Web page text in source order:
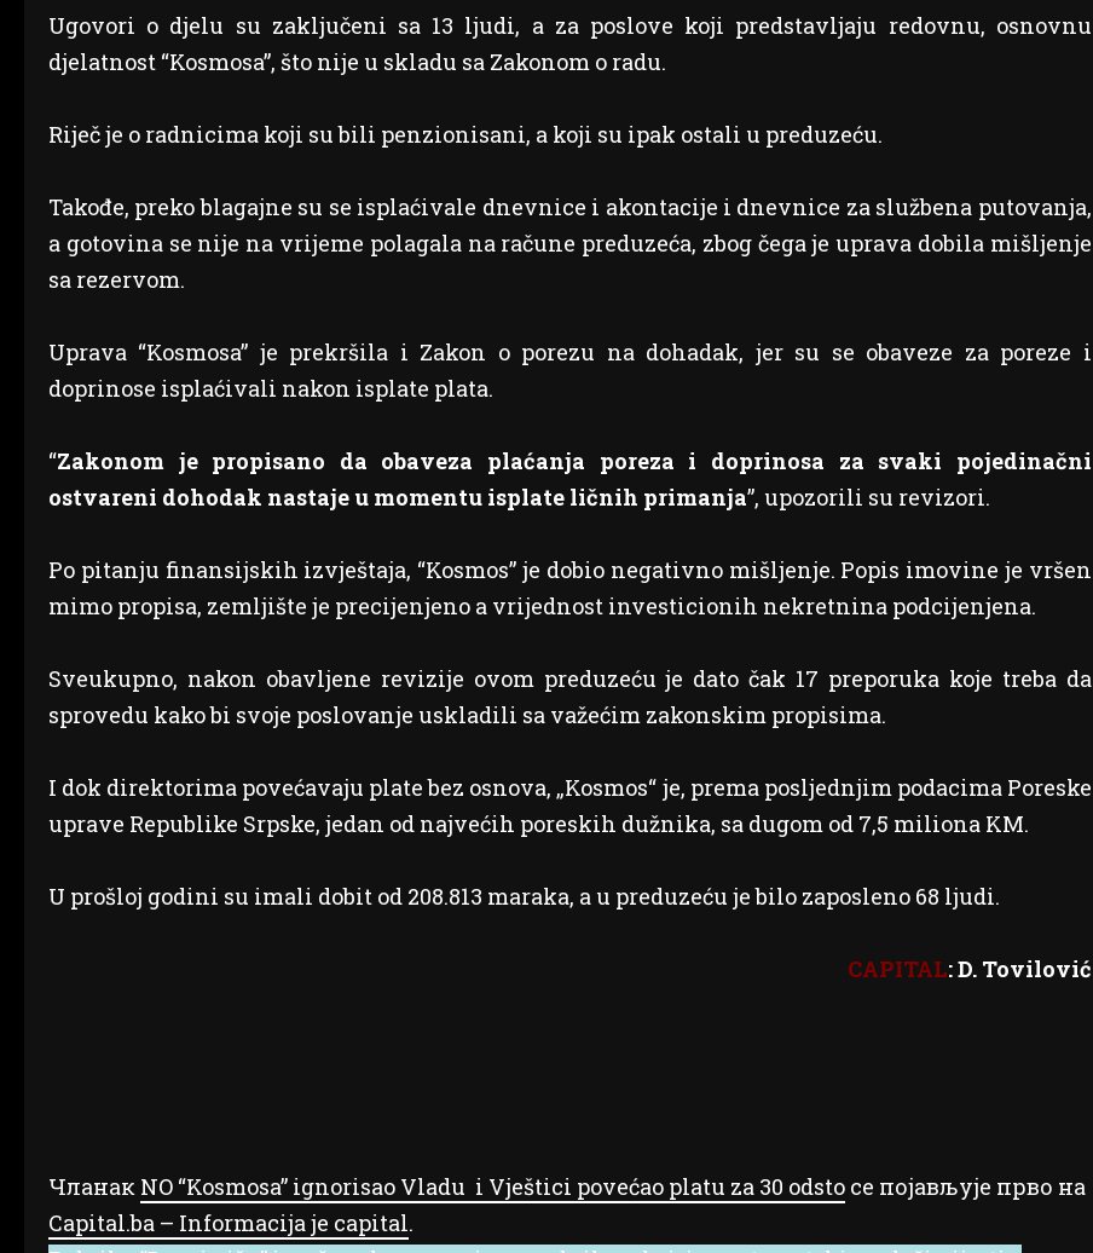
Ugovori o djelu su zaključeni sa 13 ljudi, a za poslove koji predstavljaju redovnu, osnovnu
djelatnost “Kosmosa”, što nije u skladu sa Zakonom o radu.
Riječ je o radnicima koji su bili penzionisani, a koji su ipak ostali u preduzeću.
Takođe, preko blagajne su se isplaćivale dnevnice i akontacije i dnevnice za službena putovanja,
a gotovina se nije na vrijeme polagala na račune preduzeća, zbog čega je uprava dobila mišljenje
sa rezervom.
Uprava “Kosmosa” je prekršila i Zakon o porezu na dohadak, jer su se obaveze za poreze i
doprinose isplaćivali nakon isplate plata.
“Zakonom je propisano da obaveza plaćanja poreza i doprinosa za svaki pojedinačni
ostvareni dohodak nastaje u momentu isplate ličnih primanja”, upozorili su revizori.
Po pitanju finansijskih izvještaja, “Kosmos” je dobio negativno mišljenje. Popis imovine je vršen
mimo propisa, zemljište je precijenjeno a vrijednost investicionih nekretnina podcijenjena.
Sveukupno, nakon obavljene revizije ovom preduzeću je dato čak 17 preporuka koje treba da
sprovedu kako bi svoje poslovanje uskladili sa važećim zakonskim propisima.
I dok direktorima povećavaju plate bez osnova, „Kosmos“ je, prema posljednjim podacima Poreske
uprave Republike Srpske, jedan od najvećih poreskih dužnika, sa dugom od 7,5 miliona KM.
U prošloj godini su imali dobit od 208.813 maraka, a u preduzeću je bilo zaposleno 68 ljudi.
CAPITAL: D. Tovilović
Чланак NO “Kosmosa” ignorisao Vladu i Vještici povećao platu za 30 odsto се појављује прво на
Capital.ba – Informacija je capital.